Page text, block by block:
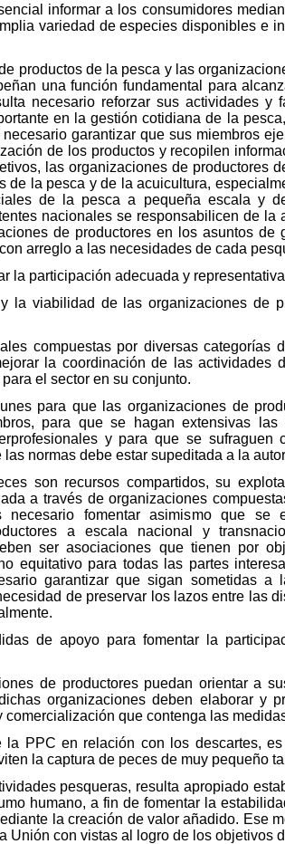
informar a los consumidores
variedad de especies disponibles e
productos de la pesca y las
una función fundamental para
necesario reforzar sus actividades y
en la gestión cotidiana de la
garantizar que sus miembros
de los productos y recopilen
las organizaciones de productores
de la pesca y de la acuicultura,
de la pesca a pequeña escala y
nacionales se responsabilicen de
de productores en los asuntos
arreglo a las necesidades de cada
la participación adecuada y
la viabilidad de las organizaciones de
compuestas por diversas
la coordinación de las
el sector en su conjunto.
para que las organizaciones de
para que se hagan extensivas
y para que se sufraguen
normas debe estar supeditada a la
son recursos compartidos, su
a través de organizaciones
fomentar asimismo que se
a escala nacional y
ser asociaciones que tienen por
equitativo para todas las partes
garantizar que sigan sometidas a
de preservar los lazos entre las
de apoyo para fomentar la
de productores puedan orientar a
organizaciones deben elaborar y
que contenga las
PPC en relación con los descartes,
la captura de peces de muy pequeño
pesqueras, resulta apropiado
humano, a fin de fomentar la
la creación de valor añadido. Ese
Unión con vistas al logro de los objetivos